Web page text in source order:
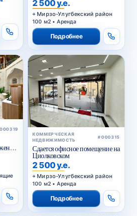
Мирзо-Улугбекский район
100 м2 • Аренда
Подробнее
КОММЕРЧЕСКАЯ
НЕДВИЖИМОСТЬ
#000315
Сдается офисное помещение на
Циолковском
2 500 у.е.
Мирзо-Улугбекский район
100 м2 • Аренда
Подробнее